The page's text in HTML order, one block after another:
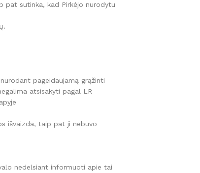
oro sausintuvą?
pat sutinka, kad Pirkėjo nurodytu
pageidaujamą grąžinti
atsisakyti pagal LR
išvaizda, taip pat ji nebuvo
nedelsiant informuoti apie tai